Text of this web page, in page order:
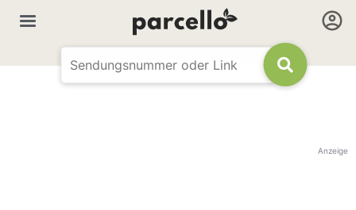
Anzeige